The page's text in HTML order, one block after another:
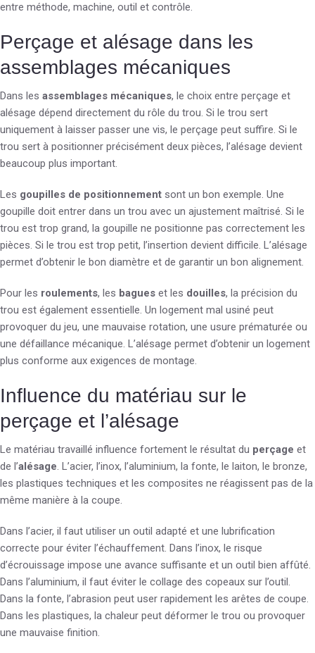
entre méthode, machine, outil et contrôle.
Perçage et alésage dans les
assemblages mécaniques
Dans les assemblages mécaniques, le choix entre perçage et
alésage dépend directement du rôle du trou. Si le trou sert
uniquement à laisser passer une vis, le perçage peut suffire. Si le
trou sert à positionner précisément deux pièces, l’alésage devient
beaucoup plus important.
Les goupilles de positionnement sont un bon exemple. Une
goupille doit entrer dans un trou avec un ajustement maîtrisé. Si le
trou est trop grand, la goupille ne positionne pas correctement les
pièces. Si le trou est trop petit, l’insertion devient difficile. L’alésage
permet d’obtenir le bon diamètre et de garantir un bon alignement.
Pour les roulements, les bagues et les douilles, la précision du
trou est également essentielle. Un logement mal usiné peut
provoquer du jeu, une mauvaise rotation, une usure prématurée ou
une défaillance mécanique. L’alésage permet d’obtenir un logement
plus conforme aux exigences de montage.
Influence du matériau sur le
perçage et l’alésage
Le matériau travaillé influence fortement le résultat du perçage et
de l’alésage. L’acier, l’inox, l’aluminium, la fonte, le laiton, le bronze,
les plastiques techniques et les composites ne réagissent pas de la
même manière à la coupe.
Dans l’acier, il faut utiliser un outil adapté et une lubrification
correcte pour éviter l’échauffement. Dans l’inox, le risque
d’écrouissage impose une avance suffisante et un outil bien affûté.
Dans l’aluminium, il faut éviter le collage des copeaux sur l’outil.
Dans la fonte, l’abrasion peut user rapidement les arêtes de coupe.
Dans les plastiques, la chaleur peut déformer le trou ou provoquer
une mauvaise finition.